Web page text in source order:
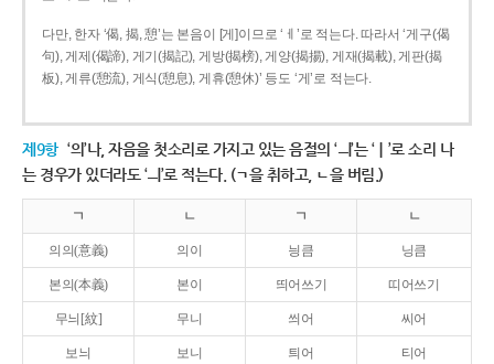
다만, 한자 ‘偈, 揭, 憩’는 본음이 [게]이므로 ‘ㅔ’로 적는다. 따라서 ‘게구(偈
句), 게제(偈諦), 게기(揭記), 게방(揭榜), 게양(揭揚), 게재(揭載), 게판(揭
板), 게류(憩流), 게식(憩息), 게휴(憩休)’ 등도 ‘게’로 적는다.
제9항 ‘의’나, 자음을 첫소리로 가지고 있는 음절의 ‘ㅢ’는 ‘ㅣ’로 소리 나
는 경우가 있더라도 ‘ㅢ’로 적는다. (ㄱ을 취하고, ㄴ을 버림.)
ㄱ ㄴ ㄱ ㄴ
의의(意義) 의이 닁큼 닝큼
본의(本義) 본이 띄어쓰기 띠어쓰기
무늬[紋] 무니 씌어 씨어
보늬 보니 틔어 티어